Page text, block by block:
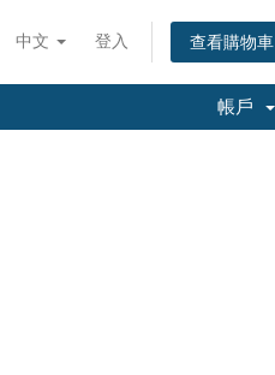
中文 登入 查看購物車
帳戶